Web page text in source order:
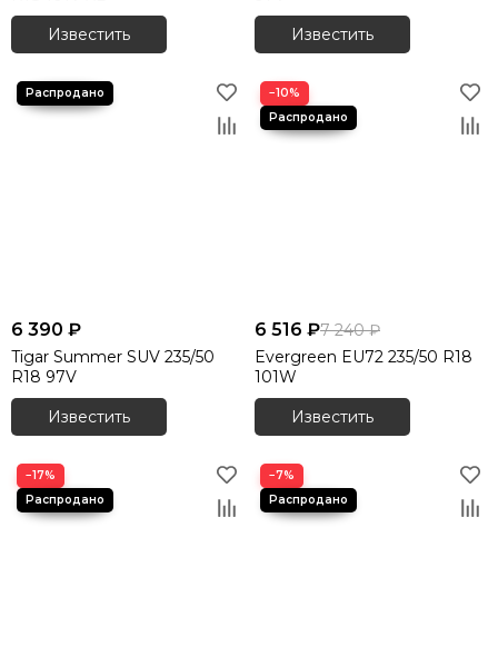
Летние шины 315/35 R21
Летние шины 315/35 R22
Летние шины 315/70 R17
Летние шины 325/30 R21
Известить
Известить
6 390 ₽
Tigar Summer SUV 235/50
R18 97V
Известить
−10%
6 516 ₽7 240 ₽
Evergreen EU72 235/50 R18
101W
Известить
−17% −7%